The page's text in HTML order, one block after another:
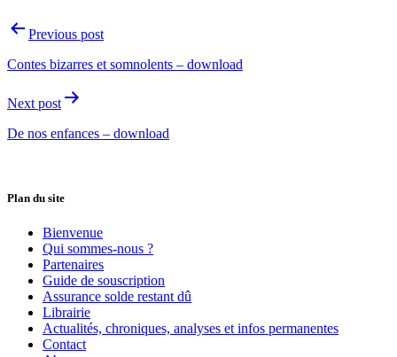
Previous post
Contes bizarres et somnolents – download
Next post
De nos enfances – download
Plan du site
Bienvenue
Qui sommes-nous ?
Partenaires
Guide de souscription
Assurance solde restant dû
Librairie
Actualités, chroniques, analyses et infos permanentes
Contact